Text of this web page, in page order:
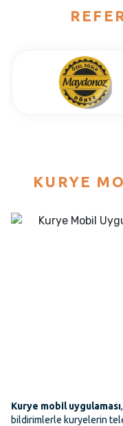
KURYE
Kurye mobil uygulaması
bildirimlerle kuryelerin